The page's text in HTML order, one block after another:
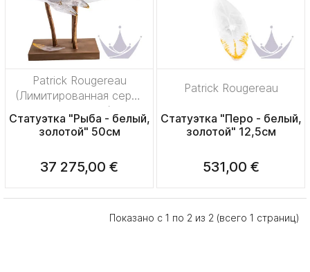
Patrick Rougereau
(Лимитированная серия
на 25 пред.)
Статуэтка "Рыба - белый,
золотой" 50см
37 275,00 €
Patrick Rougereau
Статуэтка "Перо - белый,
золотой" 12,5см
531,00 €
Показано с 1 по 2 из 2 (всего 1 страниц)